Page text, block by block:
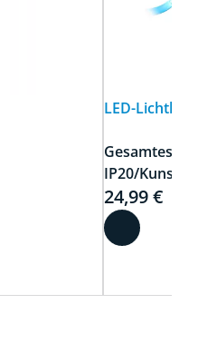
LED-
Gesamtes
IP20/
24,99 €